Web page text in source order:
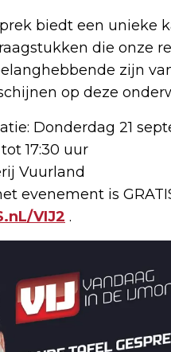
biedt een unieke
die onze
zijn
op deze
Donderdag 21
17:30 uur
Vuurland
evenement is
VIJ2 .